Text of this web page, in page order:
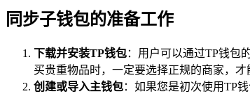
同步子钱包的准备工作
下载并安装TP钱包：用户可以通过TP钱包
买贵重物品时，一定要选择正规的商家，才
创建或导入主钱包：如果您是初次使用TP